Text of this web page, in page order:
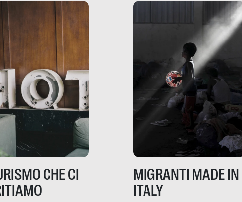
la sanità, la ristorazione,
la scuola, le fabbriche,
amministrazione, l’edilizia,
CHE CI
MIGRANTI MADE IN
ITALY